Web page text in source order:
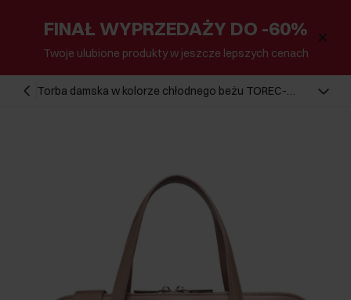
FINAŁ WYPRZEDAŻY DO -60%
Twoje ulubione produkty w jeszcze lepszych cenach
Torba damska w kolorze chłodnego beżu TOREC-